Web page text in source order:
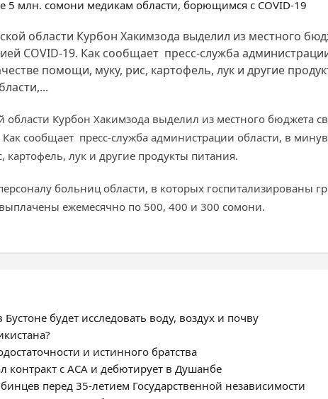
области Курбон Хакимзода выделил из местного
COVID-19. Как сообщает пресс-служба
помощи, муку, рис, картофель, лук и другие
области Курбон Хакимзода выделил из местного
сообщает пресс-служба администрации области, в
лук и другие продукты питания.
больниц области, в которых госпитализированы
ежемесячно по 500, 400 и 300 сомони.
будет исследовать воду, воздух и почву
и истинного братства
с ACA и дебютирует в Душанбе
перед 35-летием Государственной независимости